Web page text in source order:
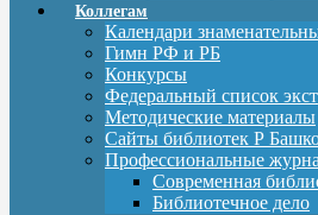
Коллегам
Календари
Гимн РФ и РБ
Конкурсы
Федеральный список
Методические материалы
Сайты библиотек Р
Профессиональные
Современная
Библиотечное дело